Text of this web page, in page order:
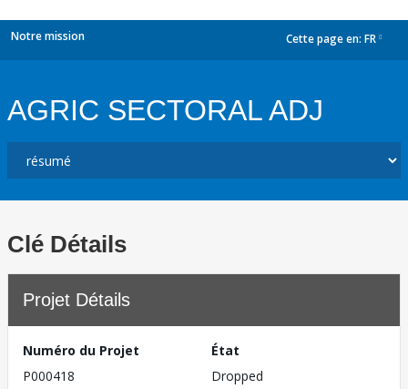
Notre mission Cette page en: FR
AGRIC SECTORAL ADJ
Clé Détails
Projet Détails
Numéro du Projet
P000418
État
Dropped